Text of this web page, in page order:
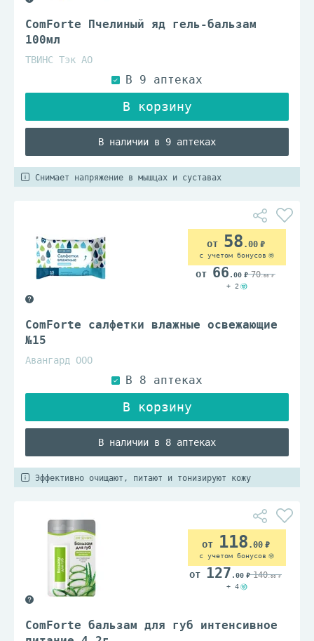
ComForte Пчелиный яд гель-бальзам
100мл
ТВИНС Тэк АО
В наличии в 9 аптеках
Снимает напряжение в мышцах и суставах
ComForte салфетки влажные освежающие
№15
Авангард ООО
В наличии в 8 аптеках
58 .00
с учетом бонусов
66 .00 70.00
+ 2
Эффективно очищают, питают и тонизируют кожу
ComForte бальзам для губ интенсивное
118 .00
с учетом бонусов
127 .00 140.00
+ 4